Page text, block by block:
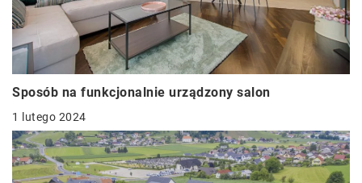
Sposób na funkcjonalnie urządzony salon
1 lutego 2024